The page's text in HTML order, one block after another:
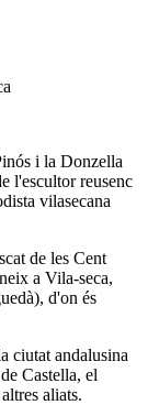
i la Donzella
l'escultor reusenc
vilasecana
de les Cent
a Vila-seca,
d'on és
ciutat andalusina
Castella, el
aliats.